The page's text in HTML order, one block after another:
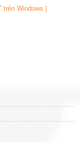
Windows |